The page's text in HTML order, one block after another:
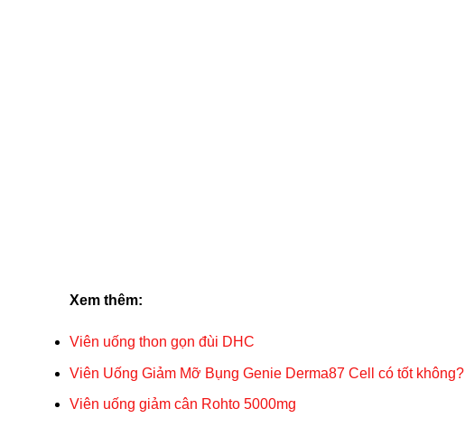
Xem thêm:
Viên uống thon gọn đùi DHC
Viên Uống Giảm Mỡ Bụng Genie Derma87 Cell có tốt không?
Viên uống giảm cân Rohto 5000mg